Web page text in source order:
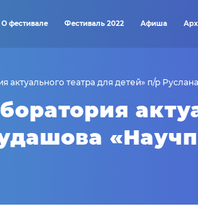
О фестивале Фестиваль 2022 Афиша
актуального театра для детей» п/р